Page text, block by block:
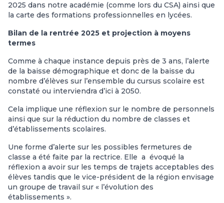
2025 dans notre académie (comme lors du CSA) ainsi que
la carte des formations professionnelles en lycées.
Bilan de la rentrée 2025 et projection à moyens
termes
Comme à chaque instance depuis près de 3 ans, l’alerte
de la baisse démographique et donc de la baisse du
nombre d’élèves sur l’ensemble du cursus scolaire est
constaté ou interviendra d’ici à 2050.
Cela implique une réflexion sur le nombre de personnels
ainsi que sur la réduction du nombre de classes et
d’établissements scolaires.
Une forme d’alerte sur les possibles fermetures de
classe a été faite par la rectrice. Elle a évoqué la
réflexion a avoir sur les temps de trajets acceptables des
élèves tandis que le vice-président de la région envisage
un groupe de travail sur « l’évolution des
établissements ».